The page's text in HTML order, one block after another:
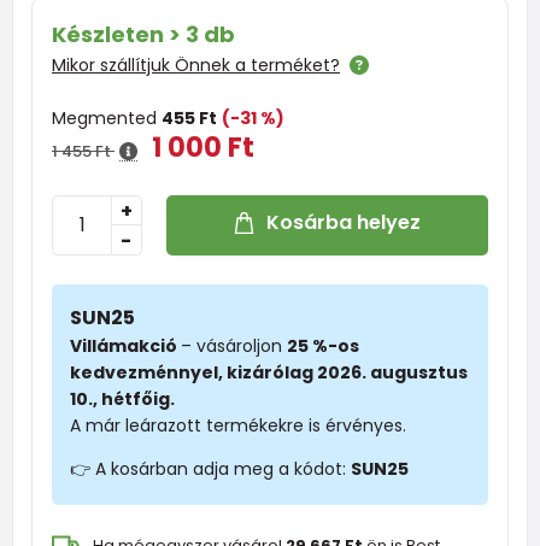
Készleten > 3 db
Mikor szállítjuk Önnek a terméket?
Megmented 455 Ft (-31 %)
1 455 Ft 1 000 Ft
-
+ Kosárba helyez
SUN25
Villámakció – vásároljon 25 %-os
kedvezménnyel, kizárólag 2026. augusztus
10., hétfőig.
A már leárazott termékekre is érvényes.
👉 A kosárban adja meg a kódot: SUN25